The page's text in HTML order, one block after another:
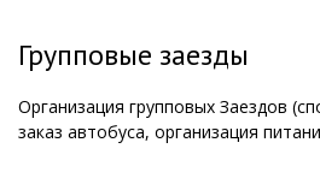
Групповые заезды
Организация групповых Заездов
заказ автобуса, организация